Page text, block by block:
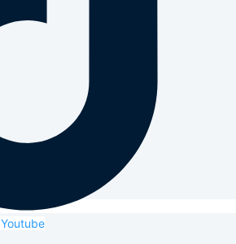
Youtube